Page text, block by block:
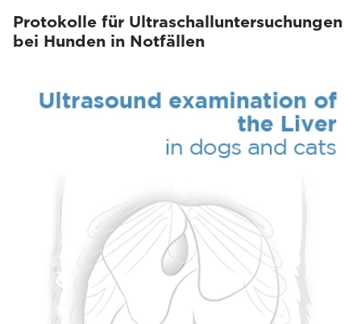
Protokolle für Ultraschalluntersuchungen
bei Hunden in Notfällen